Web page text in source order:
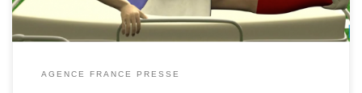
AGENCE FRANCE PRESSE